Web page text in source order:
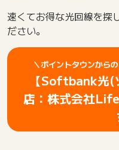
速くてお得な光回線を探
ださい。
＼ポイントタウンから
【Softbank光(
店：株式会社